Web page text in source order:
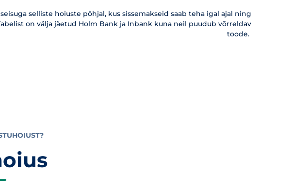
selliste hoiuste põhjal, kus sissemakseid saab teha igal ajal ning
on välja jäetud Holm Bank ja Inbank kuna neil puudub võrreldav
toode.